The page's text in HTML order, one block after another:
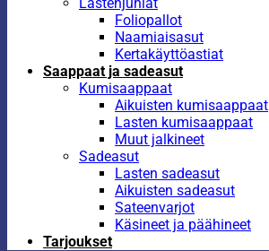
Foliopallot
Naamiaisasut
Kertakäyttöastiat
Saappaat ja sadeasut
Kumisaappaat
Aikuisten kumisaappaat
Lasten kumisaappaat
Muut jalkineet
Sadeasut
Lasten sadeasut
Aikuisten sadeasut
Sateenvarjot
Käsineet ja päähineet
Tarjoukset